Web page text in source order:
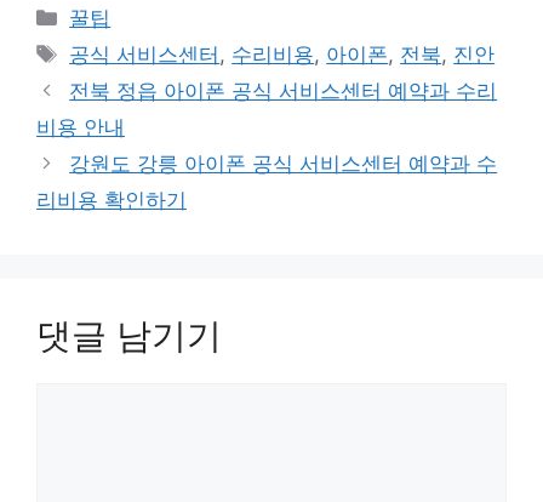
카
테
리
꿀팁
태
그
공식 서비스센터 , 수리비용, 아이폰, 전북, 진안
전북 정읍 아이폰 공식 서비스센터 예약과 수리
비용 안내
강원도 강릉 아이폰 공식 서비스센터 예약과 수
리비용 확인하기
댓글 남기기